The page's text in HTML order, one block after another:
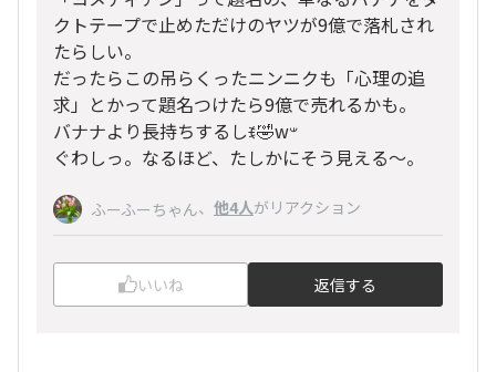
クトテープで止めただけのヤツが9億で落札され
たらしい。
だったらこの吊らくったニンニクも「心理の追
求」とかって題名つけたら9億で売れるかも。
バナナより長持ちするしꉂ🤣w‪𐤔
ぐわしっ。なるほど、たしかにそう見える〜。
ふーふーちゃん、 他4人がリアクション
いいね 返信する